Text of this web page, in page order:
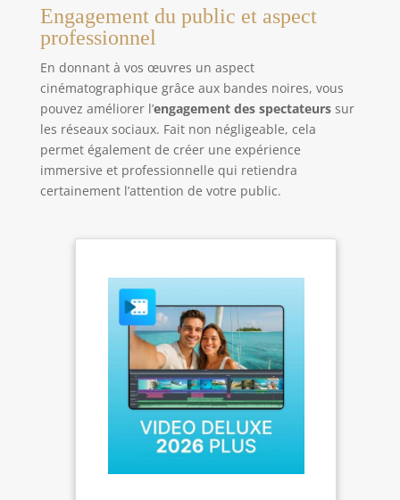
Engagement du public et aspect
professionnel
En donnant à vos œuvres un aspect
cinématographique grâce aux bandes noires, vous
pouvez améliorer l’engagement des spectateurssur
les réseaux sociaux. Fait non négligeable, cela
permet également de créer une expérience
immersive et professionnelle qui retiendra
certainement l’attention de votre public.